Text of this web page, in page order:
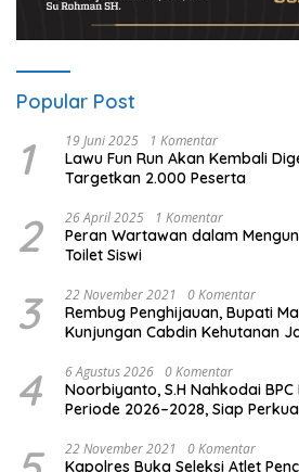
Popular Post
1 19 Juni 2025 1 Komentar
Lawu Fun Run Akan Kembali
Targetkan 2.000 Peserta
2 26 April 2025 1 Komentar
Peran Wartawan dalam
Toilet Siswi
3 22 November 2021 0 Komentar
Rembug Penghijauan, Bupati
Kunjungan Cabdin Kehutanan
4 6 Agustus 2026 0 Komentar
Noorbiyanto, S.H Nahkodai
Periode 2026–2028, Siap
22 November 2021 0 Komentar
Kapolres Buka Seleksi Atlet